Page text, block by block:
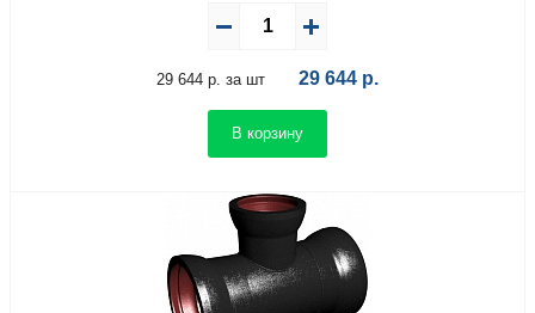
29 644 р. за шт 29 644 р.
В корзину